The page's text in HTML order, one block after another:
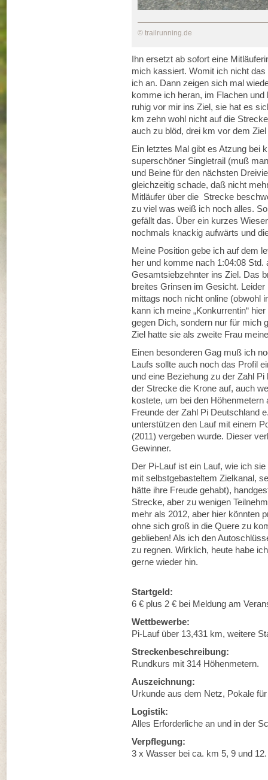
© trailrunning.de
Ihn ersetzt ab sofort eine
mich kassiert. Womit ich nicht
ich an. Dann zeigen sich mal
komme ich heran, im Flachen
ruhig vor mir ins Ziel, sie hat es
km zehn wohl nicht auf die
auch zu blöd, drei km vor dem
Ein letztes Mal gibt es Atzung bei
superschöner Singletrail (muß
und Beine für den nächsten
gleichzeitig schade, daß nicht
Mitläufer über die Strecke
zu viel was weiß ich noch alles.
gefällt das. Über ein kurzes
nochmals knackig aufwärts und
Meine Position gebe ich auf dem
her und komme nach 1:04:08
Gesamtsiebzehnter ins Ziel. Das
breites Grinsen im Gesicht.
mittags noch nicht online (obwohl
kann ich meine „Konkurrentin“
gegen Dich, sondern nur für mich
Ziel hatte sie als zweite Frau
Einen besonderen Gag muß ich
Laufs sollte auch noch das Profil
und eine Beziehung zu der Zahl
der Strecke die Krone auf, auch
kostete, um bei den
Freunde der Zahl Pi Deutschland
unterstützen den Lauf mit einem
(2011) vergeben wurde. Dieser
Gewinner.
Der Pi-Lauf ist ein Lauf, wie ich
mit selbstgebasteltem Zielkanal,
hätte ihre Freude gehabt),
Strecke, aber zu wenigen
mehr als 2012, aber hier könnten
ohne sich groß in die Quere zu
geblieben! Als ich den
zu regnen. Wirklich, heute habe
gerne wieder hin.
Startgeld:
6 € plus 2 € bei Meldung am
Wettbewerbe:
Pi-Lauf über 13,431 km, weitere
Streckenbeschreibung:
Rundkurs mit 314 Höhenmetern.
Auszeichnung:
Urkunde aus dem Netz, Pokale
Logistik:
Alles Erforderliche an und in der
Verpflegung:
3 x Wasser bei ca. km 5, 9 und 12.